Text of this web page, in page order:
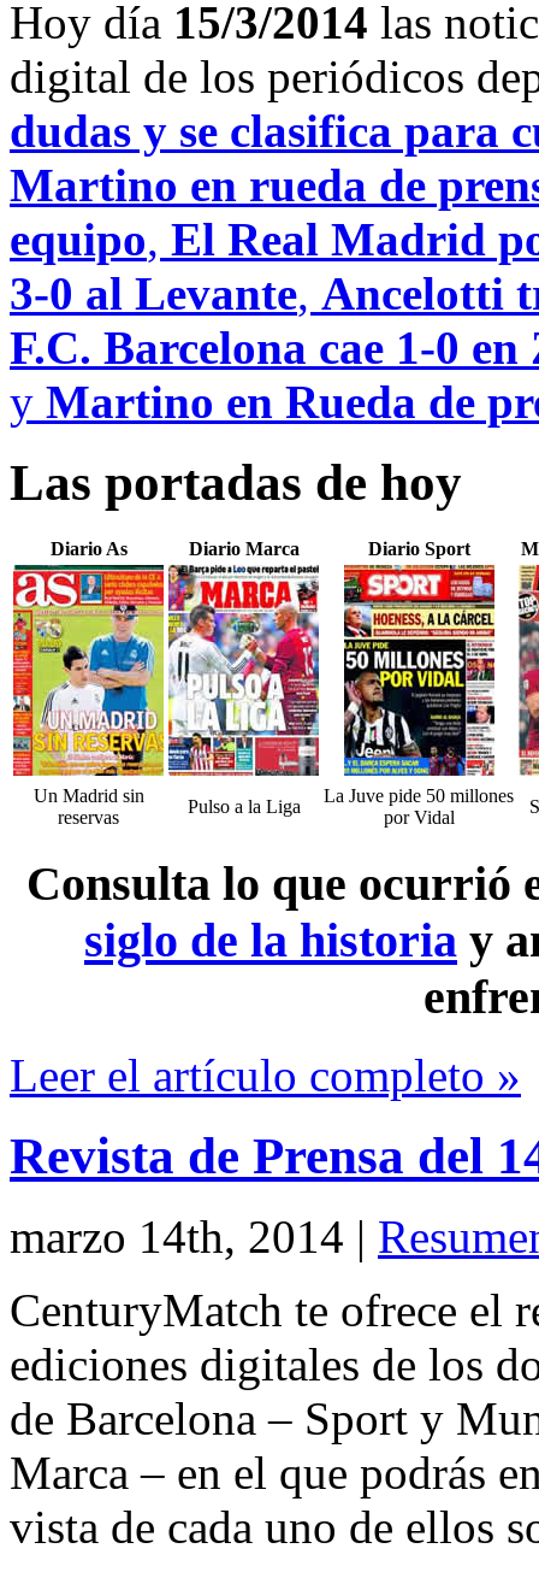
Hoy día 15/3/2014 las
digital de los periódicos
dudas y se clasifica para
Martino en rueda de
equipo, El Real Madrid
3-0 al Levante, Ancelotti
F.C. Barcelona cae 1-0
y Martino en Rueda de
Las portadas de hoy
Diario As Diario Marca Diario Sport
Un Madrid sin
reservas
Pulso a la Liga
La Juve pide 50 millones
por Vidal
Consulta lo que ocurrió
siglo de la historia y
Leer el artículo completo »
Revista de Prensa del
marzo 14th, 2014 |
CenturyMatch te ofrece el
ediciones digitales de los
de Barcelona – Sport y
Marca – en el que podrás
vista de cada uno de ellos